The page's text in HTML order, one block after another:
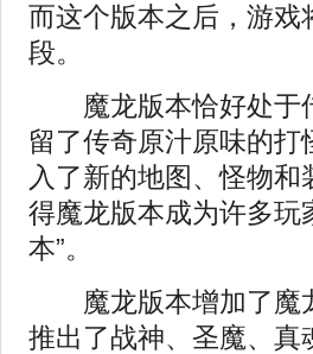
而这个版本之后，游戏
段。
魔龙版本恰好处于
留了传奇原汁原味的
入了新的地图、怪物
得魔龙版本成为许多玩
本”。
魔龙版本增加了魔
推出了战神、圣魔、真